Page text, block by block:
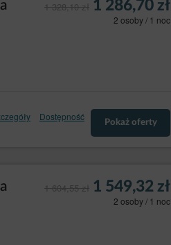
1 328,10 zł 1 286,70 zł
2 osoby / 1 noc
Dostępność
Pokaż oferty
1 604,55 zł 1 549,32 zł
2 osoby / 1 noc